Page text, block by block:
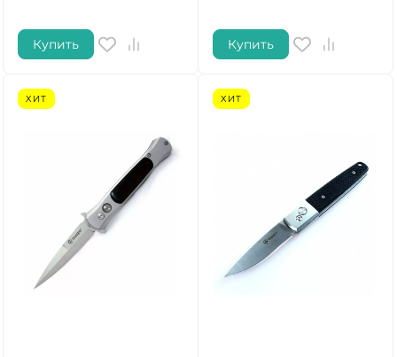
Купить Купить
ХИТ ХИТ